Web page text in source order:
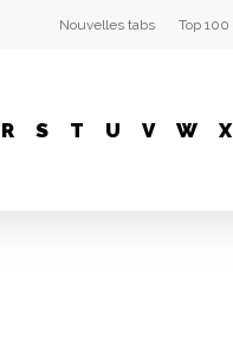
Nouvelles tabs Top 100
R S T U V W X